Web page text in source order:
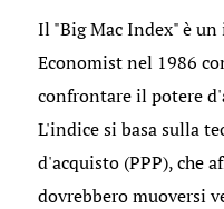
Il "Big Mac Index" è
Economist nel 1986
confrontare il potere
L'indice si basa sulla
d'acquisto (PPP), che
dovrebbero muoversi